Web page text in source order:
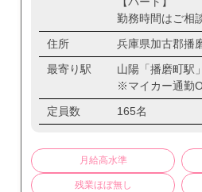
勤務時間はご相
住所
兵庫県加古郡播
最寄り駅
山陽「播磨町駅
※マイカー通勤
定員数
165名
月給高水準
残業ほぼ無し